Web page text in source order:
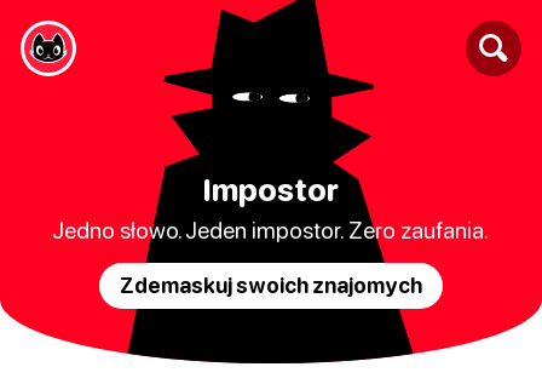
Impostor
Jedno słowo. Jeden impostor. Zero zaufania.
Zdemaskuj swoich znajomych